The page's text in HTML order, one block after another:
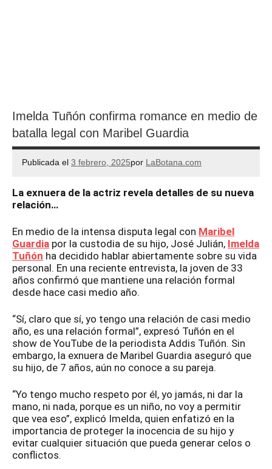
Imelda Tuñón confirma romance en medio de
batalla legal con Maribel Guardia
Publicada el 3 febrero, 2025por LaBotana.com
La exnuera de la actriz revela detalles de su nueva
relación…
En medio de la intensa disputa legal con Maribel
Guardia por la custodia de su hijo, José Julián, Imelda
Tuñón ha decidido hablar abiertamente sobre su vida
personal. En una reciente entrevista, la joven de 33
años confirmó que mantiene una relación formal
desde hace casi medio año.
“Sí, claro que sí, yo tengo una relación de casi medio
año, es una relación formal”, expresó Tuñón en el
show de YouTube de la periodista Addis Tuñón. Sin
embargo, la exnuera de Maribel Guardia aseguró que
su hijo, de 7 años, aún no conoce a su pareja.
“Yo tengo mucho respeto por él, yo jamás, ni dar la
mano, ni nada, porque es un niño, no voy a permitir
que vea eso”, explicó Imelda, quien enfatizó en la
importancia de proteger la inocencia de su hijo y
evitar cualquier situación que pueda generar celos o
conflictos.